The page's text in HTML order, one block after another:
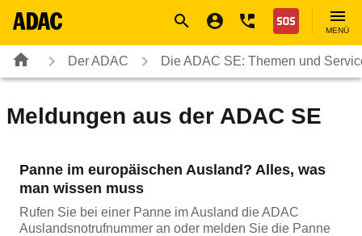
Nothilfe
MENÜ
Der ADAC Die ADAC SE: Themen und
Meldungen aus der ADAC SE
Panne im europäischen Ausland? Alles, was
man wissen muss
Rufen Sie bei einer Panne im Ausland die ADAC
Auslandsnotrufnummer an oder melden Sie die Panne